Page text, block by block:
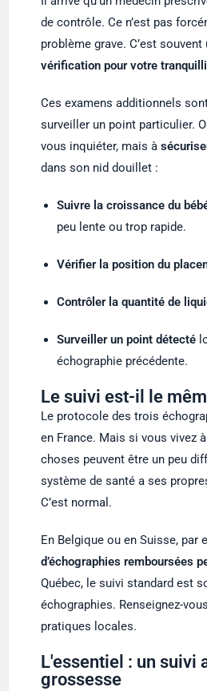
de contrôle. Ce n’est pas
problème grave. C’est
vérification pour votre
Ces examens additionnels
surveiller un point particulier.
vous inquiéter, mais à
dans son nid douillet :
Suivre la croissance du
peu lente ou trop rapide.
Vérifier la position du
Contrôler la quantité de
Surveiller un point détecté
échographie précédente.
Le suivi est-il le
Le protocole des trois
en France. Mais si vous vivez à
choses peuvent être un peu
système de santé a ses
C’est normal.
En Belgique ou en Suisse, par
d’échographies remboursées
Québec, le suivi standard est
échographies. Renseignez-
pratiques locales.
L'essentiel : un suivi
grossesse